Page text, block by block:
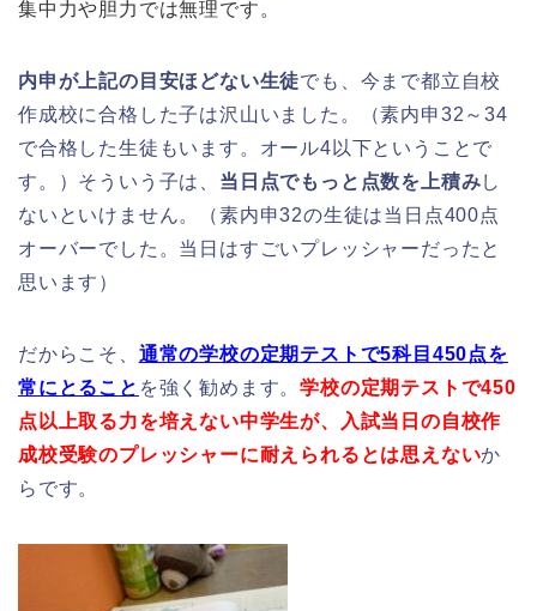
集中力や胆力では無理です。
内申が上記の目安ほどない生徒でも、今まで都立自校
作成校に合格した子は沢山いました。（素内申32～34
で合格した生徒もいます。オール4以下ということで
す。）そういう子は、 当日点でもっと点数を上積みし
ないといけません。（素内申32の生徒は当日点400点
オーバーでした。当日はすごいプレッシャーだったと
思います）
だからこそ、 通常の学校の定期テストで5科目450点を
常にとること を強く勧めます。学校の定期テストで450
点以上取る力を培えない中学生が、入試当日の自校作
成校受験のプレッシャーに耐えられるとは思えないか
らです。